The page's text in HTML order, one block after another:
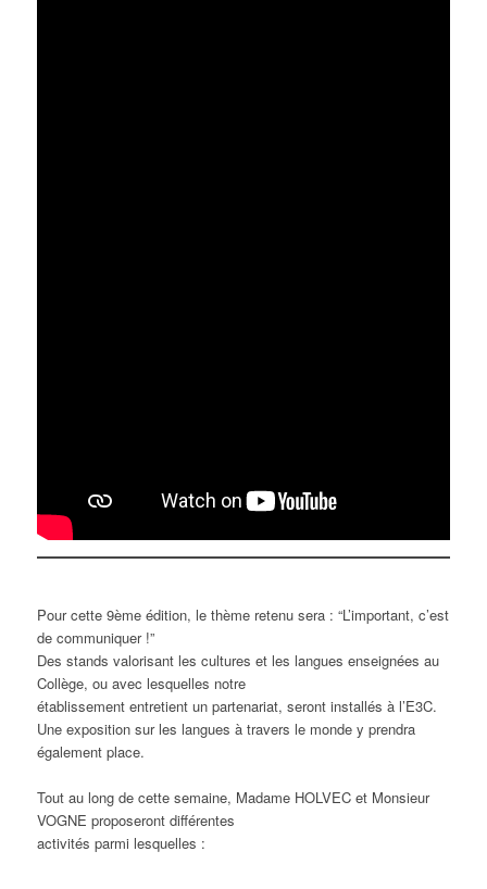
Pour cette 9ème édition, le thème retenu sera : “L’important, c’est
de communiquer !”
Des stands valorisant les cultures et les langues enseignées au
Collège, ou avec lesquelles notre
établissement entretient un partenariat, seront installés à l’E3C.
Une exposition sur les langues à travers le monde y prendra
également place.
Tout au long de cette semaine, Madame HOLVEC et Monsieur
VOGNE proposeront différentes
activités parmi lesquelles :